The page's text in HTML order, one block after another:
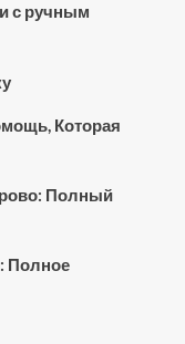
с ручным
Которая
Полный
Полное